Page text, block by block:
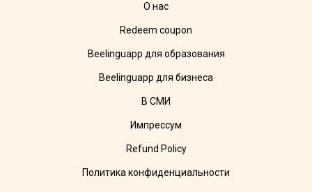
О нас
Redeem coupon
Beelinguapp для образования
Beelinguapp для бизнеса
В СМИ
Импрессум
Refund Policy
Политика конфиденциальности